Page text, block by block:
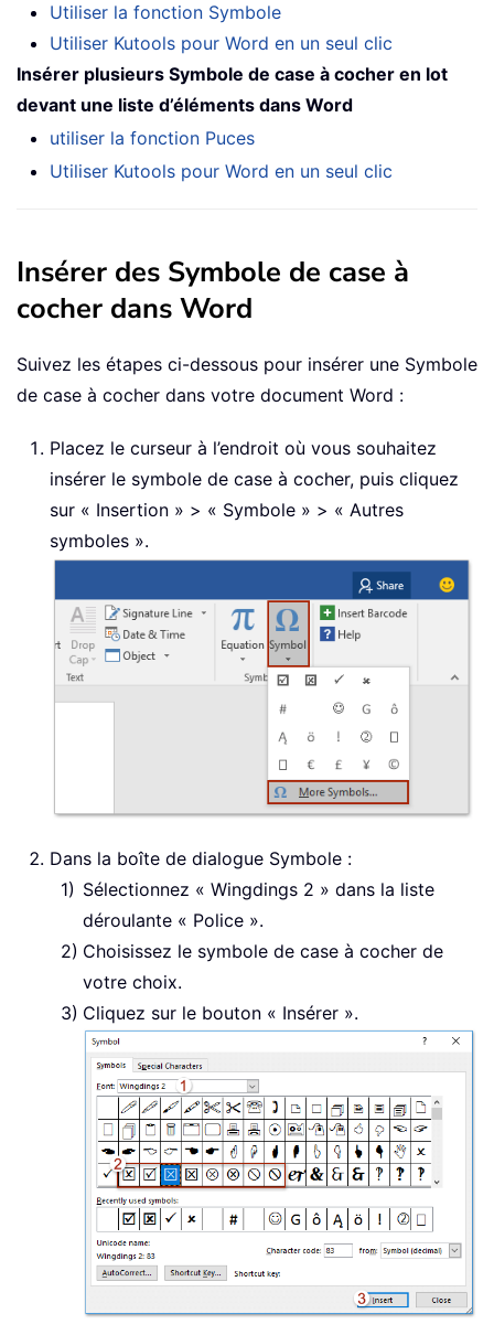
Utiliser la fonction Symbole
Utiliser Kutools pour Word en un seul clic
Insérer plusieurs Symbole de case à cocher en lot
devant une liste d’éléments dans Word
utiliser la fonction Puces
Utiliser Kutools pour Word en un seul clic
Insérer des Symbole de case à
cocher dans Word
Suivez les étapes ci-dessous pour insérer une Symbole
de case à cocher dans votre document Word :
Placez le curseur à l’endroit où vous souhaitez
insérer le symbole de case à cocher, puis cliquez
sur « Insertion » > « Symbole » > « Autres
symboles ».
Dans la boîte de dialogue Symbole :
Sélectionnez « Wingdings 2 » dans la liste
déroulante « Police ».
Choisissez le symbole de case à cocher de
votre choix.
Cliquez sur le bouton « Insérer ».